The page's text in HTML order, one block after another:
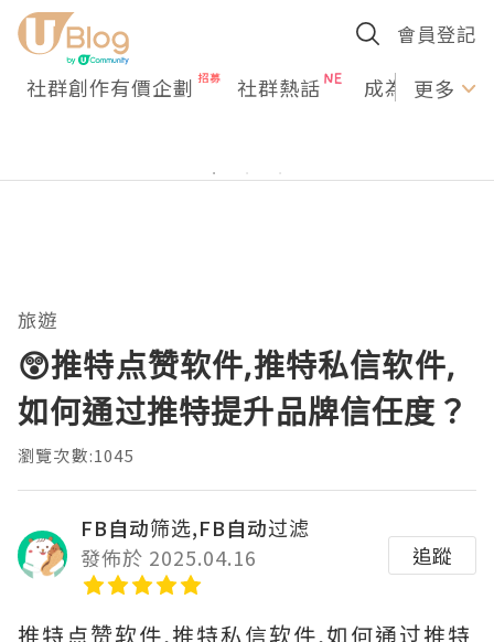
會員登記
社群創作有價企劃 社群熱話 成為U更多
旅遊
😲推特点赞软件,推特私信软件,
如何通过推特提升品牌信任度？
瀏覽次數:1045
FB自动筛选,FB自动过滤
發佈於 2025.04.16
追蹤
推特点赞软件,推特私信软件,如何通过推特